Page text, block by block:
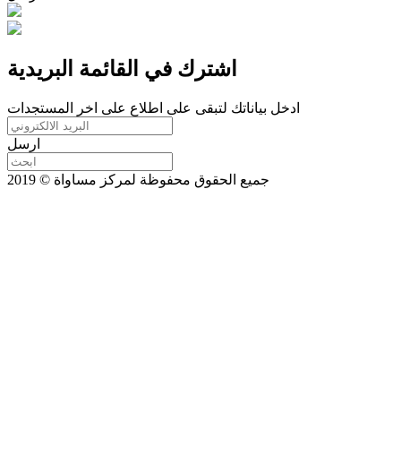
اشترك في القائمة البريدية
ادخل بياناتك لتبقى على اطلاع على اخر المستجدات
ارسل
جميع الحقوق محفوظة لمركز مساواة © 2019